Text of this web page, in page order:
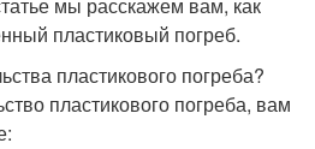
мы расскажем вам, как
пластиковый погреб.
пластикового погреба?
пластикового погреба, вам